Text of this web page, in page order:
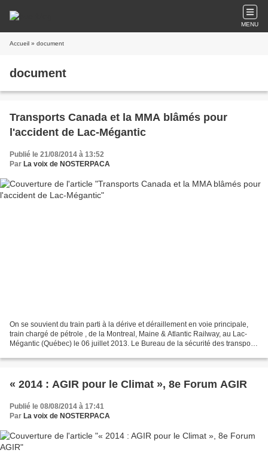
MENU
Accueil » document
document
Transports Canada et la MMA blâmés pour
l'accident de Lac-Mégantic
Publié le 21/08/2014 à 13:52
Par La voix de NOSTERPACA
On se souvient du train parti à la dérive et déraillement en voie principale,
train chargé de pétrole , de la Montreal, Maine & Atlantic Railway, au Lac-
Mégantic (Québec) le 06 juillet 2013. Le Bureau de la sécurité des transports
« 2014 : AGIR pour le Climat », 8e Forum AGIR
Publié le 08/08/2014 à 17:41
Par La voix de NOSTERPACA